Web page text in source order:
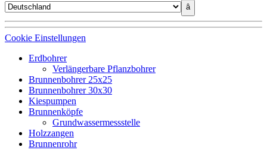
â
Cookie Einstellungen
Erdbohrer
Verlängerbare Pflanzbohrer
Brunnenbohrer 25x25
Brunnenbohrer 30x30
Kiespumpen
Brunnenköpfe
Grundwassermessstelle
Holzzangen
Brunnenrohr